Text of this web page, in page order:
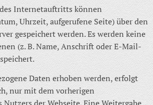
Internetauftritts können
Uhrzeit, aufgerufene Seite) über den
gespeichert werden. Es werden keine
(z. B. Name, Anschrift oder E-Mail-
Daten erhoben werden, erfolgt
nur mit dem vorherigen